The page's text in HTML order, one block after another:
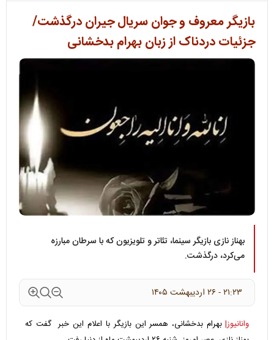
بازیگر معروف و جوان سریال جیران درگذشت/
جزئیات دردناک از زبان بهرام بدخشانی
بهناز نازی بازیگر سینما، تئاتر و تلویزیون که با سرطان مبارزه
می‌کرد، درگذشت.
۲۱:۲۳ - ۲۶ ارديبهشت ۱۴۰۵
وانانیوز| بهرام بدخشانی، همسر این بازیگر با اعلام این خبر گفت که